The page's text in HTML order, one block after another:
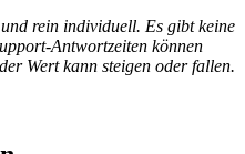
rein individuell. Es gibt keine
Antwortzeiten können
Wert kann steigen oder fallen.